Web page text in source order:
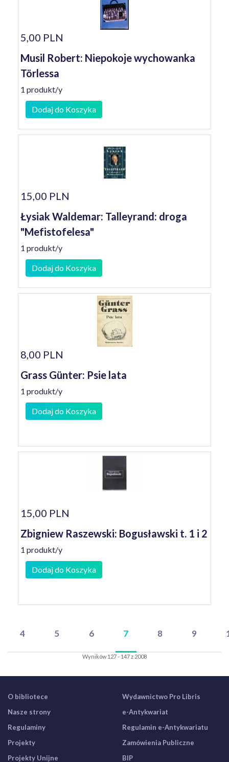
5,00 PLN
Musil Robert: Niepokoje wychowanka
Törlessa
1 produkt/y
Dodaj do Koszyka
15,00 PLN
Łysiak Waldemar: Talleyrand: droga
"Mefistofelesa"
1 produkt/y
Dodaj do Koszyka
8,00 PLN
Grass Günter: Psie lata
1 produkt/y
Dodaj do Koszyka
15,00 PLN
Zbigniew Raszewski: Bogusławski t. 1 i 2
1 produkt/y
Dodaj do Koszyka
4 5 6 7 8 9
Wyników 127 - 147 z 2008
O bibliotece
Nasze strony
Regulaminy
Projekty
Projekty Unijne
Wydawnictwo Pro Libris
e-Antykwariat
Regulamin e-Antykwariatu
Zamówienia Publiczne
BIP